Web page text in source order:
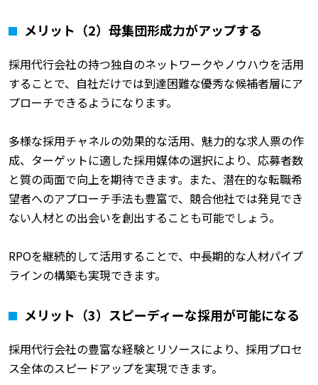
メリット（2）母集団形成力がアップする
採用代行会社の持つ独自のネットワークやノウハウを活用
することで、自社だけでは到達困難な優秀な候補者層にア
プローチできるようになります。
多様な採用チャネルの効果的な活用、魅力的な求人票の作
成、ターゲットに適した採用媒体の選択により、応募者数
と質の両面で向上を期待できます。また、潜在的な転職希
望者へのアプローチ手法も豊富で、競合他社では発見でき
ない人材との出会いを創出することも可能でしょう。
RPOを継続的して活用することで、中長期的な人材パイプ
ラインの構築も実現できます。
メリット（3）スピーディーな採用が可能になる
採用代行会社の豊富な経験とリソースにより、採用プロセ
ス全体のスピードアップを実現できます。